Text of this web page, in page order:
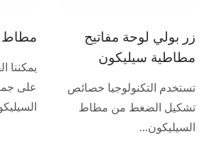
زر بولي لوحة مفاتيح
مطاطية سيليكون
تستخدم التكنولوجيا خصائص
تشكيل الضغط من مطاط
السيليكون...
مطاط
يمكننا
على